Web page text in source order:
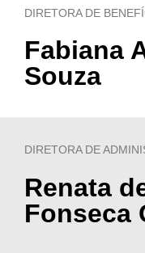
DIRETORA DE
Fabiana
Souza
DIRETORA DE
Renata
Fonseca